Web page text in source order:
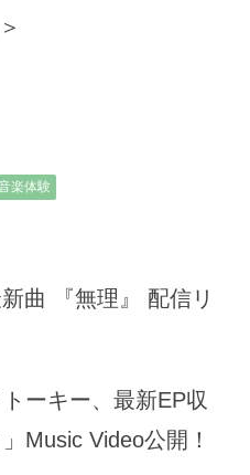
楽体験
曲 『無理』 配信リ
ーキー、最新EP収
Music Video公開！